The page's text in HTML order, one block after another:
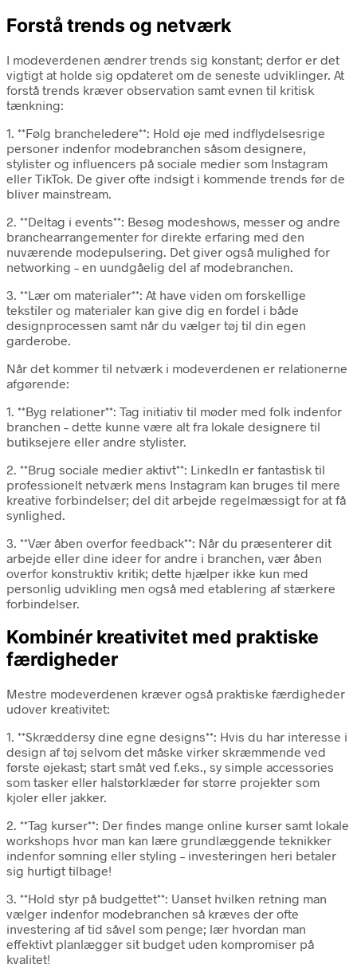
Forstå trends og netværk
I modeverdenen ændrer trends sig konstant; derfor er det
vigtigt at holde sig opdateret om de seneste udviklinger. At
forstå trends kræver observation samt evnen til kritisk
tænkning:
1. **Følg brancheledere**: Hold øje med indflydelsesrige
personer indenfor modebranchen såsom designere,
stylister og influencers på sociale medier som Instagram
eller TikTok. De giver ofte indsigt i kommende trends før de
bliver mainstream.
2. **Deltag i events**: Besøg modeshows, messer og andre
branchearrangementer for direkte erfaring med den
nuværende modepulsering. Det giver også mulighed for
networking – en uundgåelig del af modebranchen.
3. **Lær om materialer**: At have viden om forskellige
tekstiler og materialer kan give dig en fordel i både
designprocessen samt når du vælger tøj til din egen
garderobe.
Når det kommer til netværk i modeverdenen er relationerne
afgørende:
1. **Byg relationer**: Tag initiativ til møder med folk indenfor
branchen – dette kunne være alt fra lokale designere til
butiksejere eller andre stylister.
2. **Brug sociale medier aktivt**: LinkedIn er fantastisk til
professionelt netværk mens Instagram kan bruges til mere
kreative forbindelser; del dit arbejde regelmæssigt for at få
synlighed.
3. **Vær åben overfor feedback**: Når du præsenterer dit
arbejde eller dine ideer for andre i branchen, vær åben
overfor konstruktiv kritik; dette hjælper ikke kun med
personlig udvikling men også med etablering af stærkere
forbindelser.
Kombinér kreativitet med praktiske
færdigheder
Mestre modeverdenen kræver også praktiske færdigheder
udover kreativitet:
1. **Skræddersy dine egne designs**: Hvis du har interesse i
design af tøj selvom det måske virker skræmmende ved
første øjekast; start småt ved f.eks., sy simple accessories
som tasker eller halstørklæder før større projekter som
kjoler eller jakker.
2. **Tag kurser**: Der findes mange online kurser samt lokale
workshops hvor man kan lære grundlæggende teknikker
indenfor sømning eller styling – investeringen heri betaler
sig hurtigt tilbage!
3. **Hold styr på budgettet**: Uanset hvilken retning man
vælger indenfor modebranchen så kræves der ofte
investering af tid såvel som penge; lær hvordan man
effektivt planlægger sit budget uden kompromiser på
kvalitet!